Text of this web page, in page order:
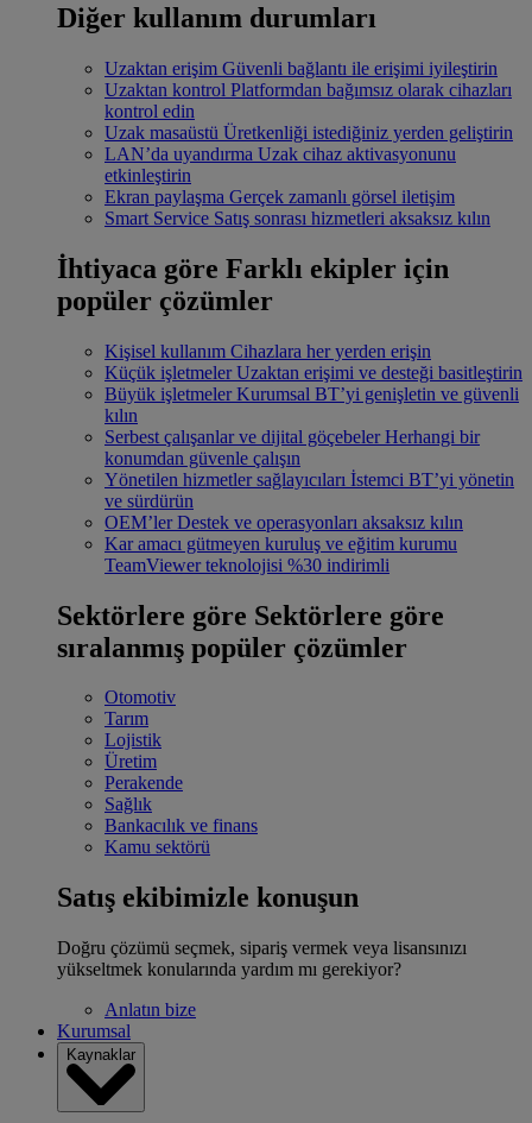
Diğer kullanım durumları
Uzaktan erişim Güvenli bağlantı ile erişimi iyileştirin
Uzaktan kontrol Platformdan bağımsız olarak cihazları
kontrol edin
Uzak masaüstü Üretkenliği istediğiniz yerden geliştirin
LAN’da uyandırma Uzak cihaz aktivasyonunu
etkinleştirin
Ekran paylaşma Gerçek zamanlı görsel iletişim
Smart Service Satış sonrası hizmetleri aksaksız kılın
İhtiyaca göre Farklı ekipler için
popüler çözümler
Kişisel kullanım Cihazlara her yerden erişin
Küçük işletmeler Uzaktan erişimi ve desteği basitleştirin
Büyük işletmeler Kurumsal BT’yi genişletin ve güvenli
kılın
Serbest çalışanlar ve dijital göçebeler Herhangi bir
konumdan güvenle çalışın
Yönetilen hizmetler sağlayıcıları İstemci BT’yi yönetin
ve sürdürün
OEM’ler Destek ve operasyonları aksaksız kılın
Kar amacı gütmeyen kuruluş ve eğitim kurumu
TeamViewer teknolojisi %30 indirimli
Sektörlere göre Sektörlere göre
sıralanmış popüler çözümler
Otomotiv
Tarım
Lojistik
Üretim
Perakende
Sağlık
Bankacılık ve finans
Kamu sektörü
Satış ekibimizle konuşun
Doğru çözümü seçmek, sipariş vermek veya lisansınızı
yükseltmek konularında yardım mı gerekiyor?
Anlatın bize
Kurumsal
Kaynaklar